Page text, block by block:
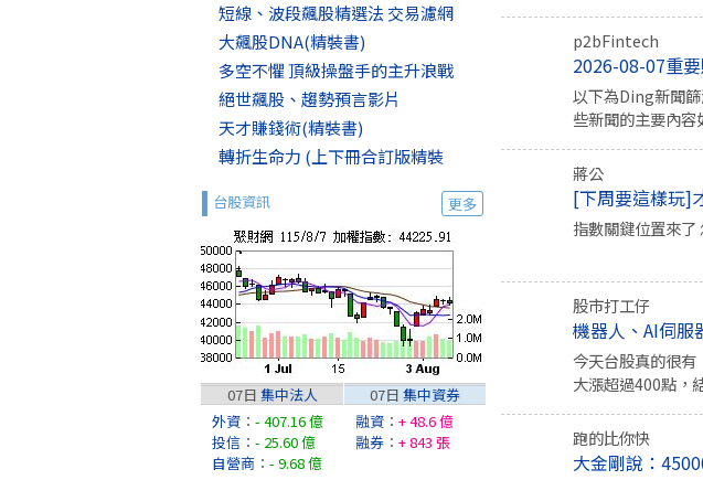
短線、波段飆股精選法 交易濾網
大飆股DNA(精裝書)
多空不懼 頂級操盤手的主升浪戰
絕世飆股、趨勢預言影片
天才賺錢術(精裝書)
轉折生命力 (上下冊合訂版精裝
台股資訊 更多
07日 集中法人
外資 ： - 407.16 億
投信 ： - 25.60 億
自營商 ： - 9.68 億
07日 集中資券
融資 ： + 48.6 億
融券 ： + 843 張
p2bFintech
2026-08-07重
以下為Ding新聞
些新聞的主要內
蔣公
[下周要這樣玩]
指數關鍵位置來
股市打工仔
機器人、AI伺服
今天台股真的很
大漲超過400點，
跑的比你快
大金剛說：